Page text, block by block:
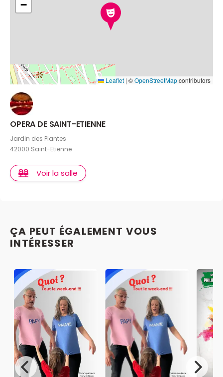
−
Leaflet | ©OpenStreetMapcontributors
OPERA DE SAINT-ETIENNE
Jardin des Plantes
42000 Saint-Etienne
Voir la salle
ÇA PEUT ÉGALEMENT VOUS
INTÉRESSER